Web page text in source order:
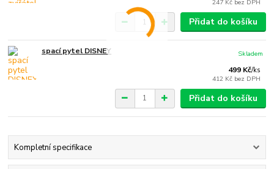
247 Kč bez DPH
Přidat do košíku
spací pytel DISNEY
499 Kč/ks
412 Kč bez DPH
Skladem
Přidat do košíku
Kompletní specifikace